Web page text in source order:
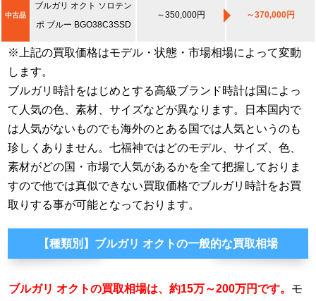
中古品
ブルガリ オクト ソロテン
ポ ブルー BGO38C3SSD
～350,000円 ～370,000円
※上記の買取価格はモデル・状態・市場相場によって変動
します。
ブルガリ時計をはじめとする高級ブランド時計は国によっ
て人気の色、素材、サイズなどが異なります。日本国内で
は人気がないものでも海外のとある国では人気というのも
珍しくありません。七福神ではどのモデル、サイズ、色、
素材がどの国・市場で人気があるかを全て把握しておりま
すので他では真似できない買取価格でブルガリ時計をお買
取りする事が可能となっております。
【種類別】ブルガリ オクトの一般的な買取相場
ブルガリ オクトの買取相場は、約15万～200万円です。 モ